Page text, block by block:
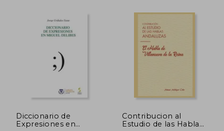
dcto.
45%
dcto.
Diccionario de
Expresiones en
Contribucion al
Estudio de las Hablas